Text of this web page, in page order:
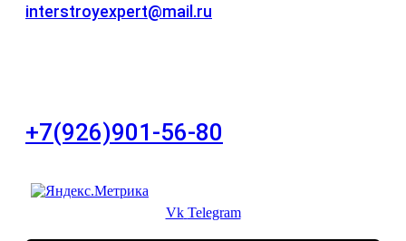
interstroyexpert@mail.ru
+7(926)901-56-80
Vk Telegram